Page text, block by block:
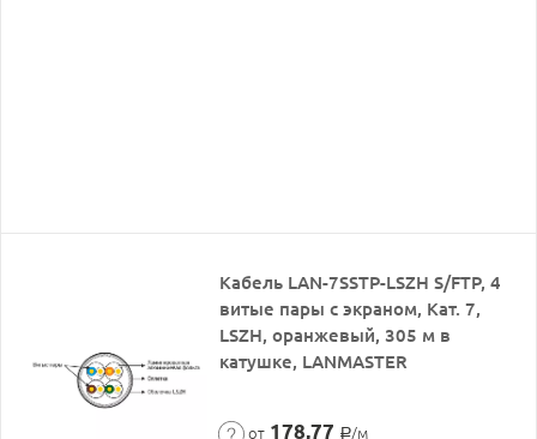
Кабель LAN-7SSTP-LSZH S/FTP, 4
витые пары с экраном, Кат. 7,
LSZH, оранжевый, 305 м в
катушке, LANMASTER
от 178,77 Р/м